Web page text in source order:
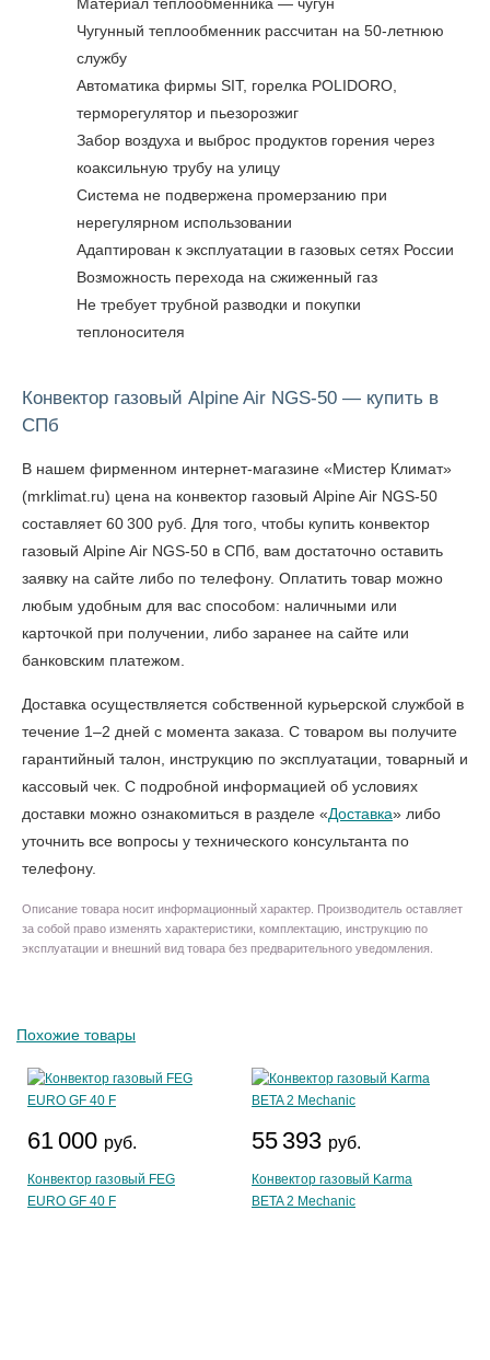
Чугунный теплообменник рассчитан на 50-летнюю
службу
Автоматика фирмы SIT, горелка POLIDORO,
терморегулятор и пьезорозжиг
Забор воздуха и выброс продуктов горения через
коаксильную трубу на улицу
Система не подвержена промерзанию при
нерегулярном использовании
Адаптирован к эксплуатации в газовых сетях России
Возможность перехода на сжиженный газ
Не требует трубной разводки и покупки
теплоносителя
Конвектор газовый Alpine Air NGS-50 — купить в
СПб
В нашем фирменном интернет-магазине «Мистер Климат»
(mrklimat.ru) цена на конвектор газовый Alpine Air NGS-50
составляет 60 300 руб. Для того, чтобы купить конвектор
газовый Alpine Air NGS-50 в СПб , вам достаточно оставить
заявку на сайте либо по телефону. Оплатить товар можно
любым удобным для вас способом: наличными или
карточкой при получении, либо заранее на сайте или
банковским платежом.
Доставка осуществляется собственной курьерской службой в
течение 1–2 дней с момента заказа. С товаром вы получите
гарантийный талон, инструкцию по эксплуатации, товарный и
кассовый чек. С подробной информацией об условиях
доставки можно ознакомиться в разделе «Доставка» либо
уточнить все вопросы у технического консультанта по
телефону.
Описание товара носит информационный характер. Производитель оставляет
за собой право изменять характеристики, комплектацию, инструкцию по
эксплуатации и внешний вид товара без предварительного уведомления.
Похожие товары
61 000 руб.
Конвектор газовый FEG
EURO GF 40 F
55 393 руб.
Конвектор газовый Karma
BETA 2 Mechanic